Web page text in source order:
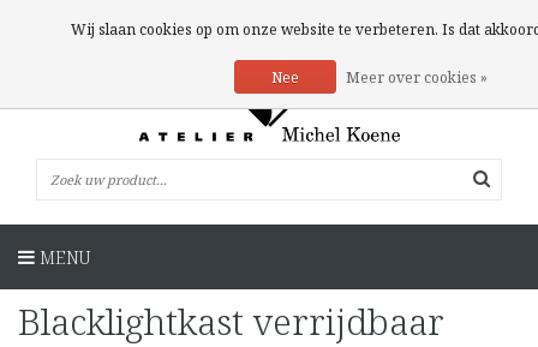
0 Artikelen
MENU
Blacklightkast verrijdbaar
Wij slaan cookies op om onze website te verbeteren. Is dat
Nee Meer over cookies »